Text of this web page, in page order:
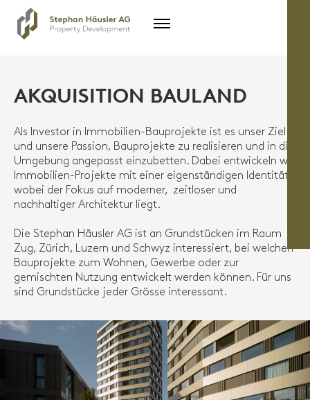
AKQUISITION BAULAND
Als Investor in Immobilien-Bauprojekte ist es unser Ziel
und unsere Passion, Bauprojekte zu realisieren und in die
Umgebung angepasst einzubetten. Dabei entwickeln wir
Immobilien-Projekte mit einer eigenständigen Identität,
wobei der Fokus auf moderner, zeitloser und
nachhaltiger Architektur liegt.
Die Stephan Häusler AG ist an Grundstücken im Raum
Zug, Zürich, Luzern und Schwyz interessiert, bei welchen
Bauprojekte zum Wohnen, Gewerbe oder zur
gemischten Nutzung entwickelt werden können. Für uns
sind Grundstücke jeder Grösse interessant.